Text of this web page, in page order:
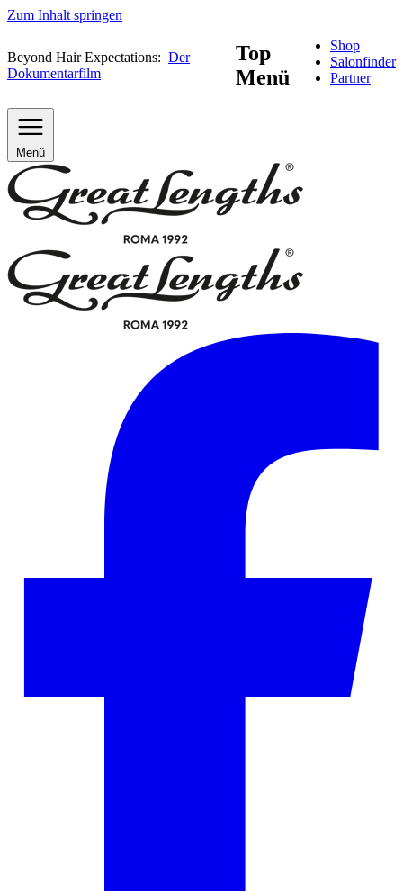
Zum Inhalt springen
Beyond Hair Expectations: Der
Dokumentarfilm
Top
Menü
Shop
Salonfinder
Partner
Menü